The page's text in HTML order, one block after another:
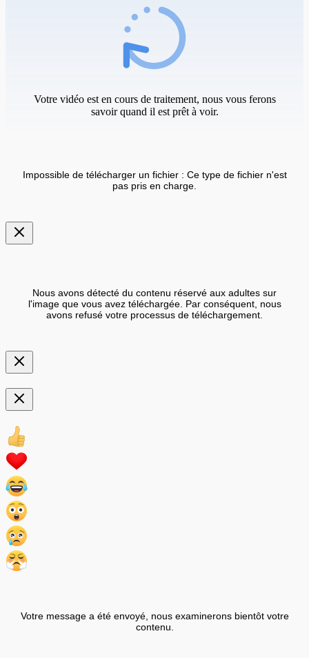
Votre vidéo est en cours de traitement, nous vous ferons
savoir quand il est prêt à voir.
Impossible de télécharger un fichier : Ce type de fichier n'est
pas pris en charge.
Nous avons détecté du contenu réservé aux adultes sur
l'image que vous avez téléchargée. Par conséquent, nous
avons refusé votre processus de téléchargement.
Votre message a été envoyé, nous examinerons bientôt votre
contenu.